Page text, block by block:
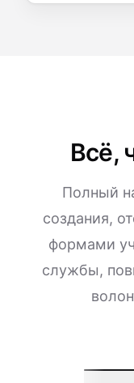
Всё,
Полный
создания,
формами
службы,